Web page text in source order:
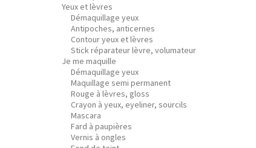
Yeux et lèvres
Démaquillage yeux
Antipoches, anticernes
Contour yeux et lèvres
Stick réparateur lèvre, volumateur
Je me maquille
Démaquillage yeux
Maquillage semi permanent
Rouge à lèvres, gloss
Crayon à yeux, eyeliner, sourcils
Mascara
Fard à paupières
Vernis à ongles